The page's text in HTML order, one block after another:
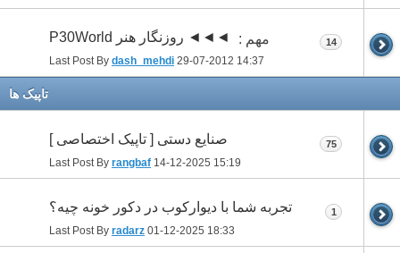
مهم : ◄◄◄ روزنگار هنر P30World
Last Post By dash_mehdi 29-07-2012 14:37
14
تاپيک ها
صنایع دستی [ تاپیک اختصاصی ]
Last Post By rangbaf 14-12-2025 15:19
75
تجربه شما با دیوارکوب در دکور خونه چیه؟
Last Post By radarz 01-12-2025 18:33
1